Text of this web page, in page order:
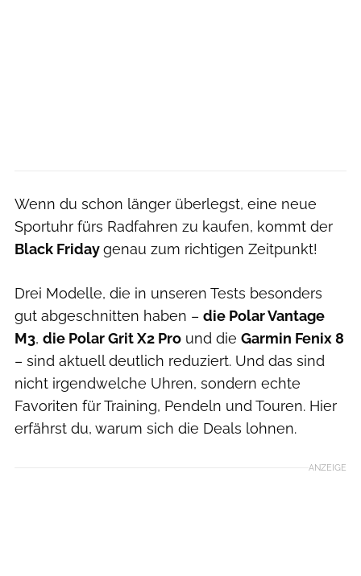
Wenn du schon länger überlegst, eine neue
Sportuhr fürs Radfahren zu kaufen, kommt der
Black Fridaygenau zum richtigen Zeitpunkt!
Drei Modelle, die in unseren Tests besonders
gut abgeschnitten haben – die Polar Vantage
M3, die Polar Grit X2 Pro und die Garmin Fenix 8
– sind aktuell deutlich reduziert. Und das sind
nicht irgendwelche Uhren, sondern echte
Favoriten für Training, Pendeln und Touren. Hier
erfährst du, warum sich die Deals lohnen.
ANZEIGE